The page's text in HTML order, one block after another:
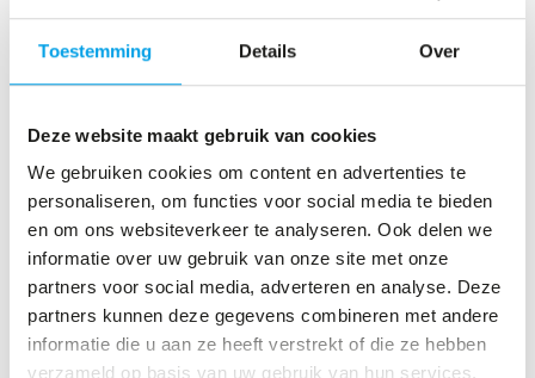
Toestemming Details Over
Deze website maakt gebruik van cookies
We gebruiken cookies om content en advertenties te
personaliseren, om functies voor social media te bieden
en om ons websiteverkeer te analyseren. Ook delen we
informatie over uw gebruik van onze site met onze
partners voor social media, adverteren en analyse. Deze
partners kunnen deze gegevens combineren met andere
informatie die u aan ze heeft verstrekt of die ze hebben
verzameld op basis van uw gebruik van hun services.
Vraag 1
Afvallen
Gespierd lichaam
Fitter lichaam
Sterker worden
Droogtrainen
Onderhoud